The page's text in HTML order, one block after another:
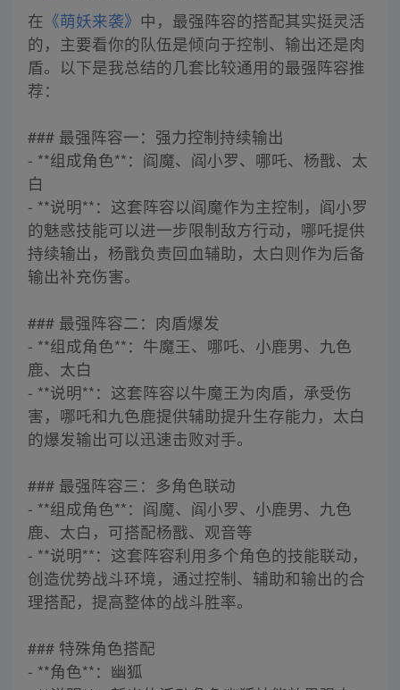
在 《萌妖来袭》 中，最强阵容的搭配其实挺灵活
的，主要看你的队伍是倾向于控制、输出还是肉
盾。以下是我总结的几套比较通用的最强阵容推
荐：
### 最强阵容一：强力控制持续输出
- **组成角色**：阎魔、阎小罗、哪吒、杨戬、太
白
- **说明**：这套阵容以阎魔作为主控制，阎小罗
的魅惑技能可以进一步限制敌方行动，哪吒提供
持续输出，杨戬负责回血辅助，太白则作为后备
输出补充伤害。
### 最强阵容二：肉盾爆发
- **组成角色**：牛魔王、哪吒、小鹿男、九色
鹿、太白
- **说明**：这套阵容以牛魔王为肉盾，承受伤
害，哪吒和九色鹿提供辅助提升生存能力，太白
的爆发输出可以迅速击败对手。
### 最强阵容三：多角色联动
- **组成角色**：阎魔、阎小罗、小鹿男、九色
鹿、太白，可搭配杨戬、观音等
- **说明**：这套阵容利用多个角色的技能联动，
创造优势战斗环境，通过控制、辅助和输出的合
理搭配，提高整体的战斗胜率。
### 特殊角色搭配
- **角色**：幽狐